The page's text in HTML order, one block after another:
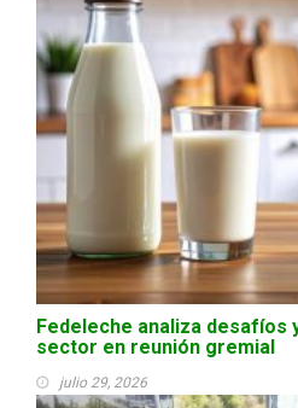
Fedeleche analiza desafíos
sector en reunión gremial
julio 29, 2026